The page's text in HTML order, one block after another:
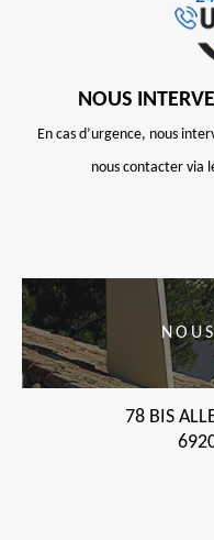
NOUS
En cas d’urgence, nous
nous contacter via
78 BIS